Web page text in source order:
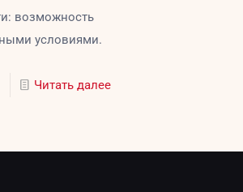
возможность
условиями.
Читать далее